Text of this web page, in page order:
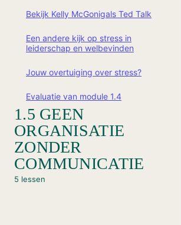
Evaluatie van module 1.2
Een eerste (kleine) oefening!
Evaluatie van module 1.3
Bekijk Kelly McGonigals Ted Talk
Een andere kijk op stress in
leiderschap en welbevinden
Jouw overtuiging over stress?
Evaluatie van module 1.4
1.5 GEEN
ORGANISATIE
ZONDER
COMMUNICATIE
5 lessen